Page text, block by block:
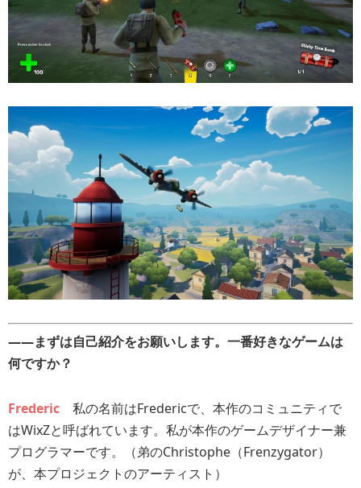
――まずは自己紹介をお願いします。一番好きなゲームは
何ですか？
Frederic 私の名前はFredericで、本作のコミュニティで
はWixZと呼ばれています。私が本作のゲームデザイナー兼
プログラマーです。（弟のChristophe（Frenzygator）
が、本プロジェクトのアーティスト）